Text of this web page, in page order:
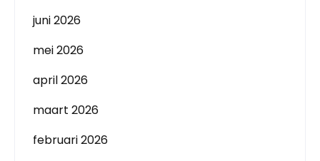
juni 2026
mei 2026
april 2026
maart 2026
februari 2026